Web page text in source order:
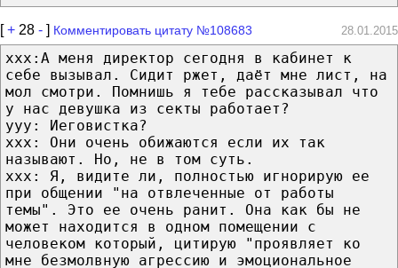
[+ 28 - ] Комментировать цитату №108683 28.01.2015
xxx:А меня директор сегодня в кабинет к
себе вызывал. Сидит ржет, даёт мне лист, на
мол смотри. Помнишь я тебе рассказывал что
у нас девушка из секты работает?
yyy: Иеговистка?
xxx: Они очень обижаются если их так
называют. Но, не в том суть.
xxx: Я, видите ли, полностью игнорирую ее
при общении "на отвлеченные от работы
темы". Это ее очень ранит. Она как бы не
может находится в одном помещении с
человеком который, цитирую "проявляет ко
мне безмолвную агрессию и эмоциональное